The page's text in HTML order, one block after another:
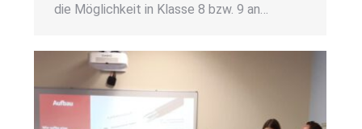
die Mög­lich­keit in Klas­se 8 bzw. 9 an…